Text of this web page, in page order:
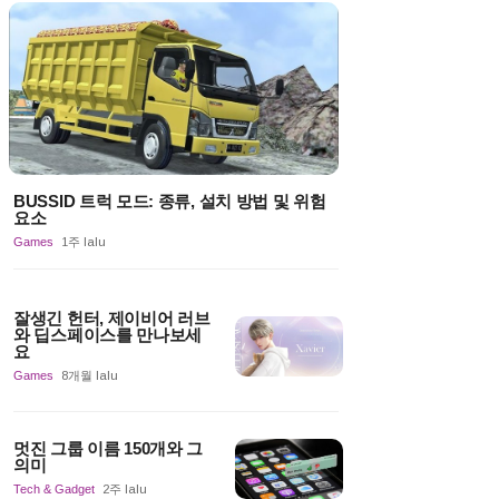
BUSSID 트럭 모드: 종류, 설치 방법 및 위험
요소
Games 1주 lalu
잘생긴 헌터, 제이비어 러브
와 딥스페이스를 만나보세
요
Games 8개월 lalu
멋진 그룹 이름 150개와 그
의미
Tech & Gadget 2주 lalu